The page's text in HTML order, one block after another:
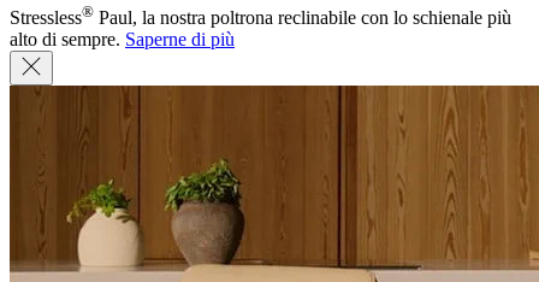
Stressless® Paul, la nostra poltrona reclinabile con lo schienale più
alto di sempre. Saperne di più